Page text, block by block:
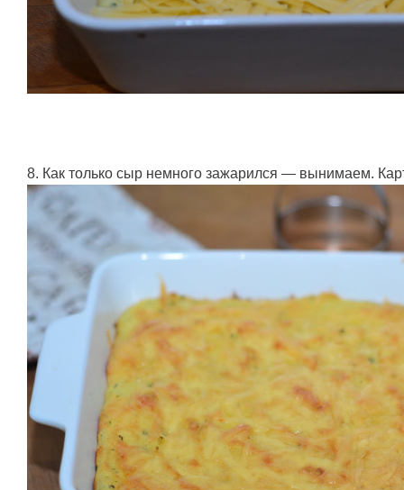
8. Как только сыр немного зажарился — вынимаем.